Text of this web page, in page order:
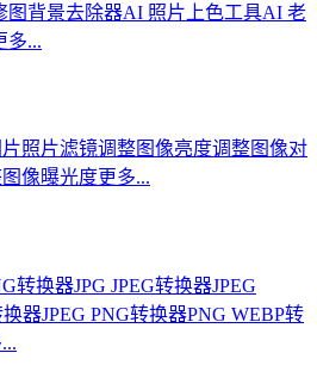
图 背景去除器AI 照片上色工具AI 老
多...
照片滤镜调整图像亮度调整图像对
像曝光度更多...
转换器JPG JPEG转换器JPEG
换器JPEG PNG转换器PNG WEBP转